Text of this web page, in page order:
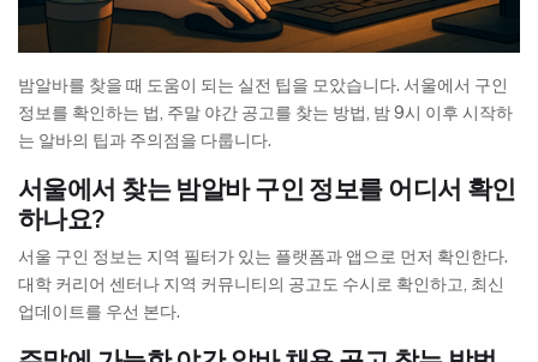
밤알바를 찾을 때 도움이 되는 실전 팁을 모았습니다. 서울에서 구인
정보를 확인하는 법, 주말 야간 공고를 찾는 방법, 밤 9시 이후 시작하
는 알바의 팁과 주의점을 다룹니다.
서울에서 찾는 밤알바 구인 정보를 어디서 확인
하나요?
서울 구인 정보는 지역 필터가 있는 플랫폼과 앱으로 먼저 확인한다.
대학 커리어 센터나 지역 커뮤니티의 공고도 수시로 확인하고, 최신
업데이트를 우선 본다.